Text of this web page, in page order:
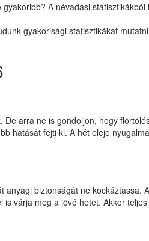
A névadási statisztikákból
gyakorisági statisztikákat
arra ne is gondoljon, hogy
hatását fejti ki. A hét eleje
biztonságát ne
várja meg a jövő hetet. Akkor